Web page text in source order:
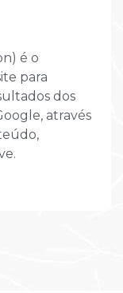
é o
para
dos
através